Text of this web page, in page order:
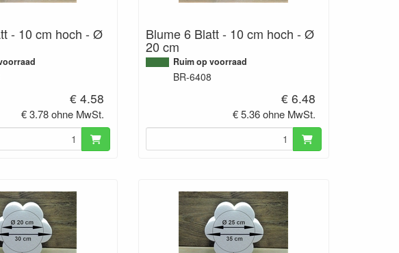
- 10 cm hoch - Ø
€ 4.58
€ 3.78 ohne MwSt.
Blume 6 Blatt - 10 cm hoch - Ø
20 cm
Ruim op voorraad
BR-6408
€ 6.48
€ 5.36 ohne MwSt.